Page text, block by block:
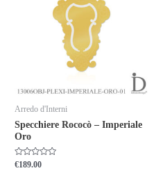
Arredo d'Interni
Specchiere Rococò – Imperiale
Oro
Valutato
€189.00